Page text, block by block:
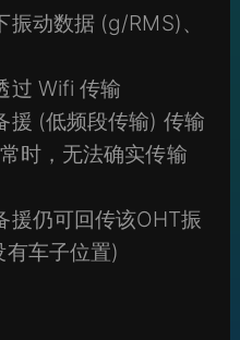
动数据 (g/RMS)、
过 Wifi 传输
援 (低频段传输) 传输
时，无法确实传输
援仍可回传该OHT振
车子位置)